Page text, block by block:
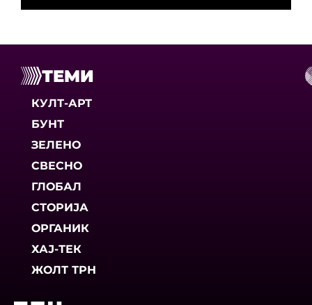
ТЕМИ
КУЛТ-АРТ
БУНТ
ЗЕЛЕНО
СВЕСНО
ГЛОБАЛ
СТОРИЈА
ОРГАНИК
ХАЈ-ТЕК
ЖОЛТ ТРН